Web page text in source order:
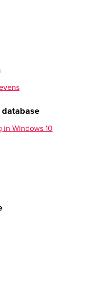
van contacten
Windows 10